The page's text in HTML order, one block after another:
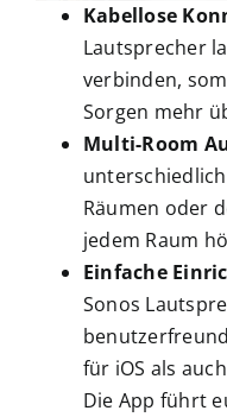
Kabellose
Lautsprecher
verbinden,
Sorgen mehr
Multi-Room
Räumen oder
jedem Raum
Einfache
Sonos
für iOS als
Die App führt